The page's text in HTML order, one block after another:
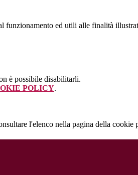
funzionamento ed utili alle finalità
è possibile disabilitarli.
POLICY.
l'elenco nella pagina della cookie